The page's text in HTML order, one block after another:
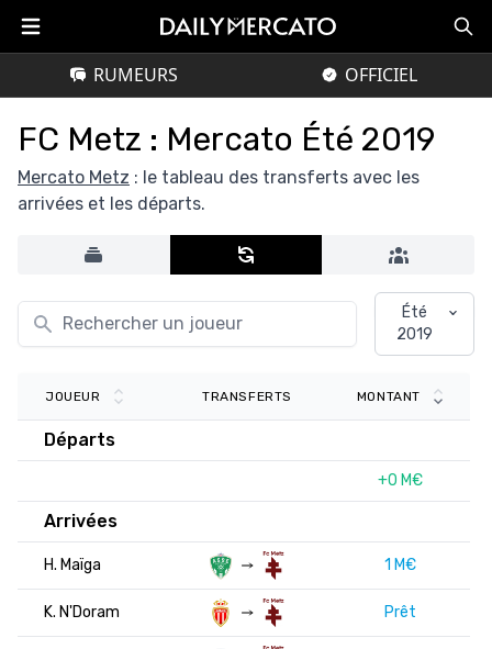
RUMEURS OFFICIEL
FC Metz : Mercato Été 2019
Mercato Metz : le tableau des transferts avec les
arrivées et les départs.
Été
2019
JOUEUR TRANSFERTS MONTANT
Départs
+0 M€
Arrivées
H. Maïga 1 M€
K. N'Doram Prêt